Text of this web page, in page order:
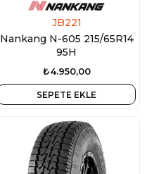
JB221
Nankang N-605 215/65R14
95H
₺4.950,00
SEPETE EKLE